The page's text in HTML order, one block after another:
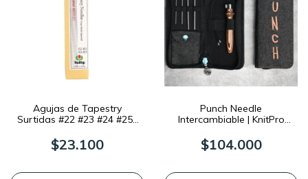
Agujas de Tapestry
Surtidas #22 #23 #24 #25 |
$23.100
Punch Needle
Intercambiable | KnitPro
$104.000